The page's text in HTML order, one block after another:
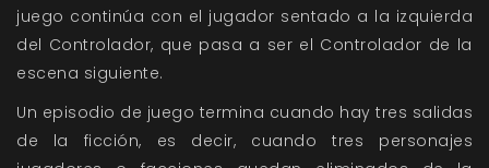
juego continúa con el jugador sentado a la izquierda
del Controlador, que pasa a ser el Controlador de la
escena siguiente.
Un episodio de juego termina cuando hay tres salidas
de la ficción, es decir, cuando tres personajes